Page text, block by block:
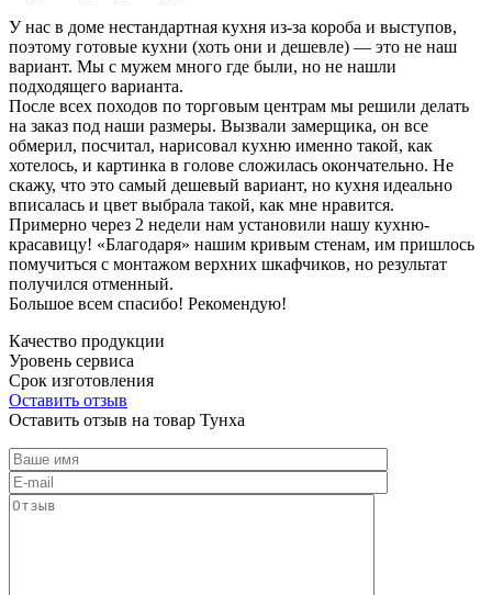
У нас в доме нестандартная кухня из-за короба и выступов,
поэтому готовые кухни (хоть они и дешевле) — это не наш
вариант. Мы с мужем много где были, но не нашли
подходящего варианта.
После всех походов по торговым центрам мы решили делать
на заказ под наши размеры. Вызвали замерщика, он все
обмерил, посчитал, нарисовал кухню именно такой, как
хотелось, и картинка в голове сложилась окончательно. Не
скажу, что это самый дешевый вариант, но кухня идеально
вписалась и цвет выбрала такой, как мне нравится.
Примерно через 2 недели нам установили нашу кухню-
красавицу! «Благодаря» нашим кривым стенам, им пришлось
помучиться с монтажом верхних шкафчиков, но результат
получился отменный.
Большое всем спасибо! Рекомендую!
Качество продукции
Уровень сервиса
Срок изготовления
Оставить отзыв
Оставить отзыв на товар Тунха